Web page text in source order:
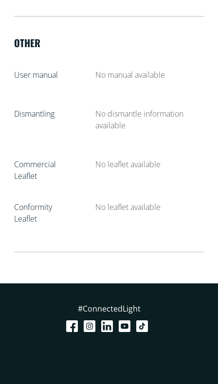
OTHER
User manual No manual available
Dismantling
No dismantle information
available
Commercial
Leaflet
No leaflet available
Conformity
Leaflet
No leaflet available
#ConnectedLight